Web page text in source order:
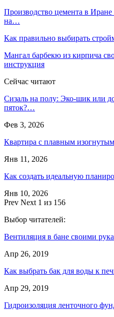
Производство цемента в
на…
Как правильно выбирать
Мангал барбекю из кирпича
инструкция
Сейчас читают
Сизаль на полу: Эко-шик или
пяток?…
Фев 3, 2026
Квартира с плавным
Янв 11, 2026
Как создать идеальную
Янв 10, 2026
Prev Next 1 из 156
Выбор читателей:
Вентиляция в бане своими
Апр 26, 2019
Как выбрать бак для воды к
Апр 29, 2019
Гидроизоляция ленточного